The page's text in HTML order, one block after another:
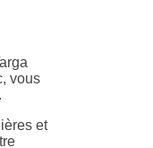
vous
et